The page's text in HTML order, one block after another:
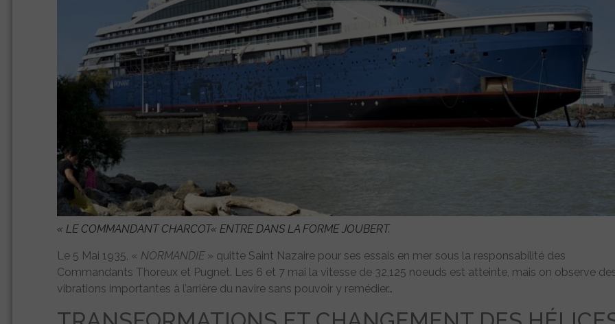
« LE COMMANDANT CHARCOT« ENTRE DANS LA FORME JOUBERT.
Le 5 Mai 1935, « NORMANDIE» quitte Saint Nazaire pour ses essais en mer sous la responsabilité des
Commandants Thoreux et Pugnet. Les 6 et 7 mai la vitesse de 32,125 noeuds est atteinte, mais on observe
vibrations importantes à l’arrière du navire sans pouvoir y remédier…